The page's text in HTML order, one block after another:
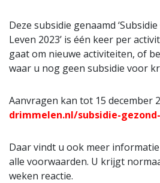
Deze subsidie genaamd
Leven 2023’ is één keer per
gaat om nieuwe activiteiten, of
waar u nog geen subsidie voor
Aanvragen kan tot 15 december
drimmelen.nl/subsidie-
Daar vindt u ook meer
alle voorwaarden. U krijgt
weken reactie.